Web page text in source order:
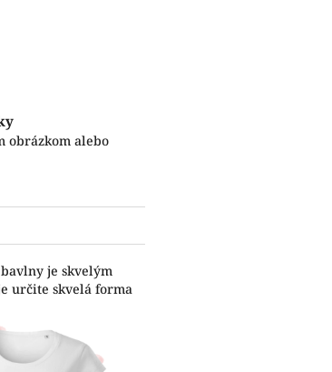
obrázkom alebo
je skvelým
určite skvelá forma